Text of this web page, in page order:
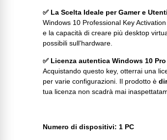
✅ La Scelta Ideale per Gamer e
Windows 10 Professional Key
e la capacità di creare più desktop
possibili sull'hardware.
✅ Licenza autentica Windows 10
Acquistando questo key, otterrai una
per varie configurazioni. Il prodotto è
tua licenza non scadrà mai
Numero di dispositivi: 1 PC